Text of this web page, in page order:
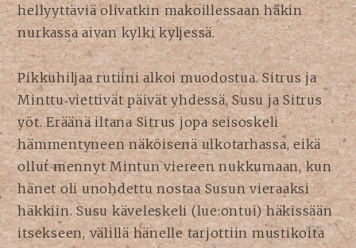
hellyyttäviä olivatkin makoillessaan häkin
nurkassa aivan kylki kyljessä.
Pikkuhiljaa rutiini alkoi muodostua. Sitrus ja
Minttu viettivät päivät yhdessä, Susu ja Sitrus
yöt. Eräänä iltana Sitrus jopa seisoskeli
hämmentyneen näköisenä ulkotarhassa, eikä
ollut mennyt Mintun viereen nukkumaan, kun
hänet oli unohdettu nostaa Susun vieraaksi
häkkiin. Susu käveleskeli (lue:ontui) häkissään
itsekseen, välillä hänelle tarjottiin mustikoita